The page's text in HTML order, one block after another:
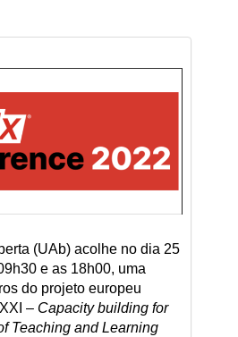
(UAb) acolhe no dia 25
e as 18h00, uma
do projeto europeu
– Capacity building for
Teaching and Learning